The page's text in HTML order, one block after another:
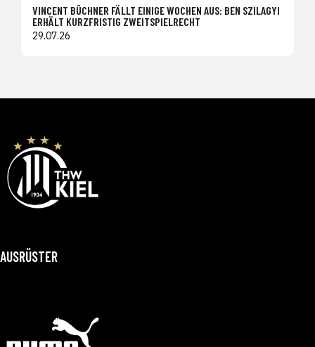
VINCENT BÜCHNER FÄLLT EINIGE WOCHEN AUS: BEN SZILAGYI
ERHÄLT KURZFRISTIG ZWEITSPIELRECHT
29.07.26
AUSRÜSTER